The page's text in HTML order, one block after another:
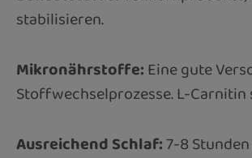
stabilisieren.
Mikronährstoffe:Eine gute
Stoffwechselprozesse. L-
Ausreichend Schlaf:7-8